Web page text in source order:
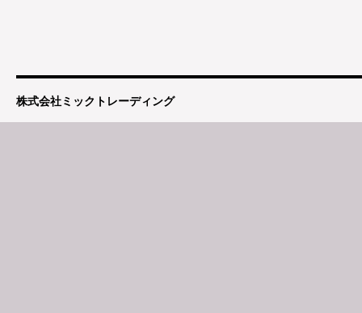
株式会社ミックトレーディング